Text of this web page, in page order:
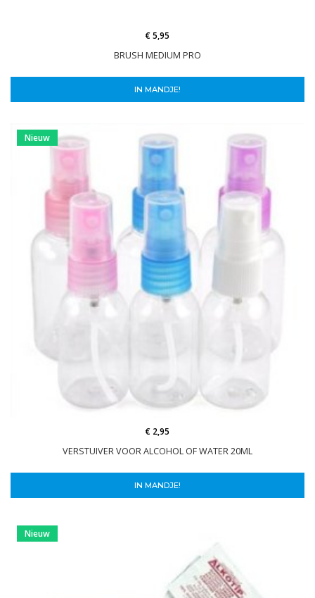
BRUSH MEDIUM PRO
€ 5,95
IN MANDJE!
Nieuw
VERSTUIVER VOOR ALCOHOL OF WATER 20ML
€ 2,95
IN MANDJE!
Nieuw